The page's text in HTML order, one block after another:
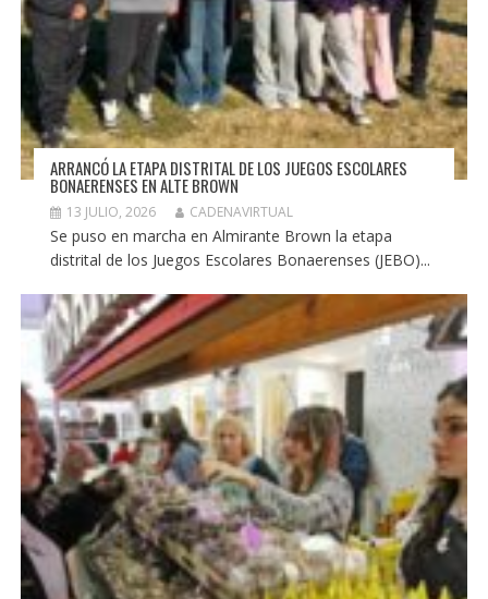
ARRANCÓ LA ETAPA DISTRITAL DE LOS JUEGOS ESCOLARES
BONAERENSES EN ALTE BROWN
13 JULIO, 2026 CADENAVIRTUAL
Se puso en marcha en Almirante Brown la etapa
distrital de los Juegos Escolares Bonaerenses (JEBO)...